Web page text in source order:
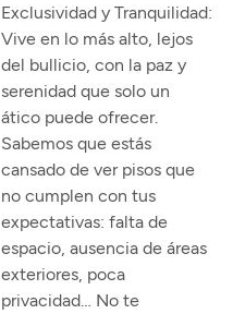
Exclusividad y Tranquilidad:
Vive en lo más alto, lejos
del bullicio, con la paz y
serenidad que solo un
ático puede ofrecer.
Sabemos que estás
cansado de ver pisos que
no cumplen con tus
expectativas: falta de
espacio, ausencia de áreas
exteriores, poca
privacidad… No te